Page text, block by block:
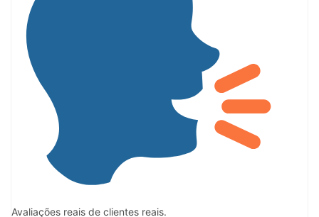
Avaliações reais de clientes reais.